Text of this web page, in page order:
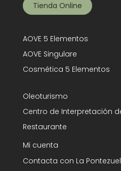
Tienda Online
AOVE 5 Elementos
AOVE Singulare
Cosmética 5 Elementos
Oleoturismo
Centro de Interpretación
Restaurante
Mi cuenta
Contacta con La